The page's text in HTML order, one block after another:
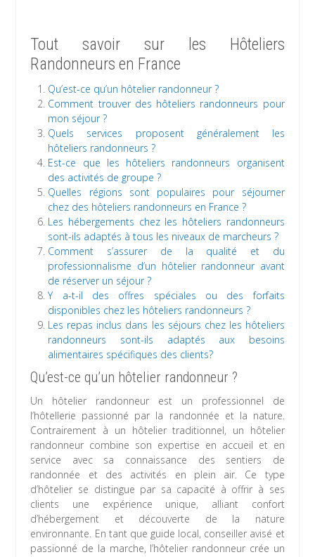
Tout savoir sur les Hôteliers
Randonneurs en France
Qu’est-ce qu’un hôtelier randonneur ?
Comment trouver des hôteliers randonneurs pour
mon séjour ?
Quels services proposent généralement les
hôteliers randonneurs ?
Est-ce que les hôteliers randonneurs organisent
des activités de groupe ?
Quelles régions sont populaires pour séjourner
chez des hôteliers randonneurs en France ?
Les hébergements chez les hôteliers randonneurs
sont-ils adaptés à tous les niveaux de marcheurs ?
Comment s’assurer de la qualité et du
professionnalisme d’un hôtelier randonneur avant
de réserver un séjour ?
Y a-t-il des offres spéciales ou des forfaits
disponibles chez les hôteliers randonneurs ?
Les repas inclus dans les séjours chez les hôteliers
randonneurs sont-ils adaptés aux besoins
alimentaires spécifiques des clients?
Qu’est-ce qu’un hôtelier randonneur ?
Un hôtelier randonneur est un professionnel de
l’hôtellerie passionné par la randonnée et la nature.
Contrairement à un hôtelier traditionnel, un hôtelier
randonneur combine son expertise en accueil et en
service avec sa connaissance des sentiers de
randonnée et des activités en plein air. Ce type
d’hôtelier se distingue par sa capacité à offrir à ses
clients une expérience unique, alliant confort
d’hébergement et découverte de la nature
environnante. En tant que guide local, conseiller avisé et
passionné de la marche, l’hôtelier randonneur crée un